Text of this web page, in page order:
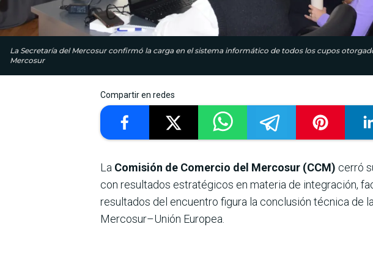
La Secretaría del Mercosur confirmó la carga en el sistema informático de todos los cupos
Mercosur
Compartir en redes
La Comisión de Comercio del Mercosur (CCM) cerró
con resultados estratégicos en materia de integración,
resultados del encuentro figura la conclusión técnica de
Mercosur–Unión Europea.